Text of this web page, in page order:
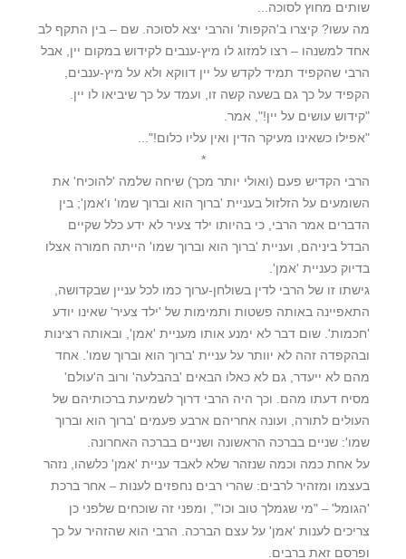
שותים מחוץ לסוכה...
מה עשו? קיצרו ב'הקפות' והרבי יצא לסוכה. שם – בין התקף לב
אחד למשנהו – רצו למזוג לו מיץ-ענבים לקידוש במקום יין, אבל
הרבי שהקפיד תמיד לקדש על יין דווקא ולא על מיץ-ענבים,
הקפיד על כך גם בשעה קשה זו, ועמד על כך שיביאו לו יין.
"קידוש עושים על יין!", אמר.
"אפילו כשאינו מעיקר הדין ואין עליו כלום!"...
*
הרבי הקדיש פעם (ואולי יותר מכך) שיחה שלמה 'להוכיח' את
השומעים על הזלזול בעניית 'ברוך הוא וברוך שמו' ו'אמן'; בין
הדברים אמר הרבי, כי בהיותו ילד צעיר לא ידע כלל שקיים
הבדל ביניהם, ועניית 'ברוך הוא וברוך שמו' הייתה חמורה אצלו
בדיוק כעניית 'אמן'.
גישתו זו של הרבי לדין בשולחן-ערוך כמו לכל עניין שבקדושה,
התאפיינה באותה פשטות ותמימות של 'ילד צעיר' שאינו יודע
'חכמות'. שום דבר לא ימנע אותו מעניית 'אמן', ובאותה רצינות
ובהקפדה זהה לא יוותר על עניית 'ברוך הוא וברוך שמו'. אחד
מהם לא ייעדר, גם לא כאלו הבאים 'בהבלעה' ורוב ה'עולם'
מסיח דעתו מהם. וכך היה הרבי דרוך לשמיעת ברכותיהם של
העולים לתורה, ועונה אחריהם ארבע פעמים 'ברוך הוא וברוך
שמו': שניים בברכה הראשונה ושניים בברכה האחרונה.
על אחת כמה וכמה שנזהר שלא לאבד עניית 'אמן' כלשהו, נזהר
בעצמו ומזהיר לרבים: שהרי רבים נחפזים לענות– אחר ברכת
'הגומל'– "מי שגמלך טוב וכו'", ומפני זה שוכחים שלפני כן
צריכים לענות 'אמן' על עצם הברכה. הרבי הוא שהזהיר על כך
ופרסם זאת ברבים.